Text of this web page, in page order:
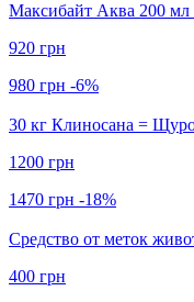
Максибайт Аква 200 мл
920 грн
980 грн -6%
30 кг Клиносана =
1200 грн
1470 грн -18%
Средство от меток
400 грн